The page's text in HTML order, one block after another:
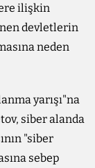
ilişkin
devletlerin
neden
yarışı"na
siber alanda
"siber
sebep